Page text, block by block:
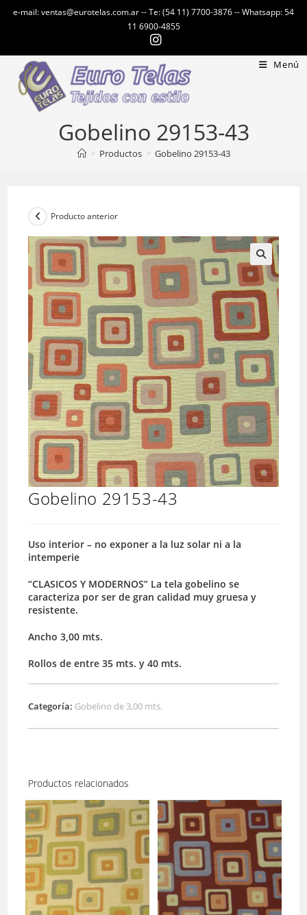
e-mail: ventas@eurotelas.com.ar -- Te: (54 11) 7700-3876 -- Whatsapp: 54
11 6900-4855
Menú
Gobelino 29153-43
> Productos > Gobelino 29153-43
Producto anterior
Gobelino 29153-43
Uso interior – no exponer a la luz solar ni a la
intemperie
“CLASICOS Y MODERNOS” La tela gobelino se
caracteriza por ser de gran calidad muy gruesa y
resistente.
Ancho 3,00 mts.
Rollos de entre 35 mts. y 40 mts.
Categoría: Gobelino de 3,00 mts.
Productos relacionados